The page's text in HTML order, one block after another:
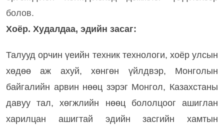
болов.
Хоёр. Худалдаа, эдийн засаг:
Талууд орчин үеийн техник технологи, хоёр улсын
хөдөө аж ахуй, хөнгөн үйлдвэр, Монголын
байгалийн арвин нөөц зэрэг Монгол, Казахстаны
давуу тал, хөгжлийн нөөц бололцоог ашиглан
харилцан ашигтай эдийн засгийн хамтын